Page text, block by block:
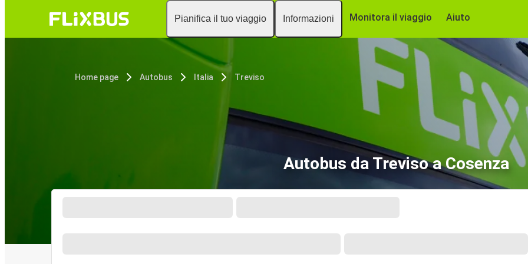
Pianifica il tuo viaggio Informazioni Monitora il viaggio Aiuto
Home page Autobus Italia Treviso
Autobus da Treviso a Cosenza